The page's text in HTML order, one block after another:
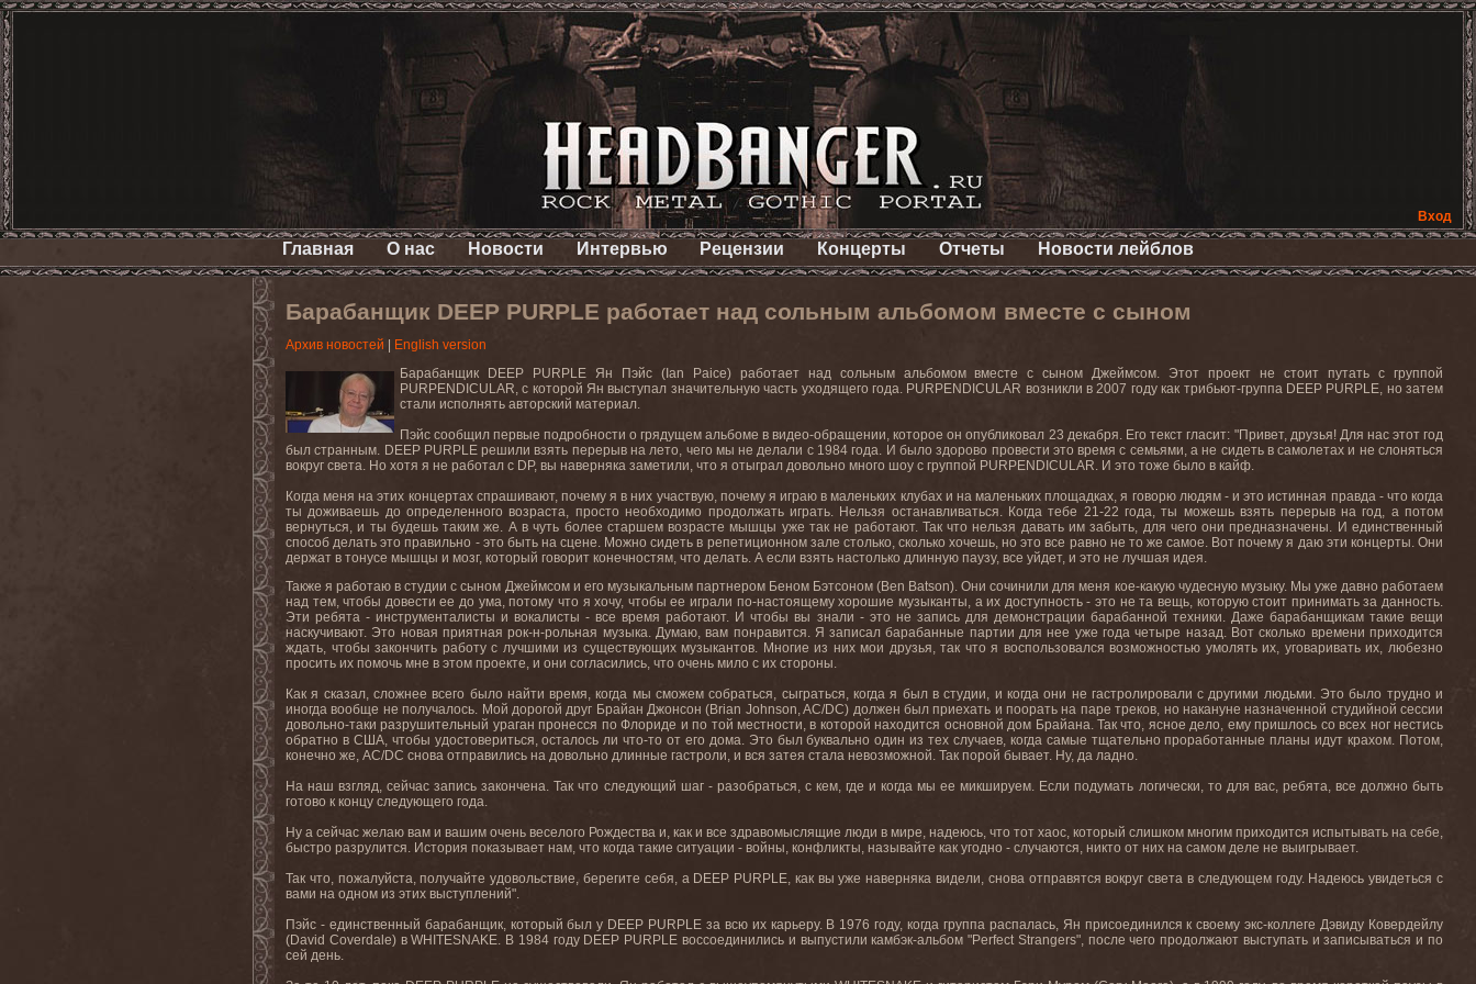
Вход
Главная О нас Новости Интервью Рецензии Концерты Отчеты Новости лейблов
Барабанщик DEEP PURPLE работает над сольным альбомом вместе с сыном
Архив новостей
English version
Барабанщик DEEP PURPLE Ян Пэйс (Ian Paice) работает над сольным альбомом вместе с сыном Джеймсом. Этот проект не стоит путать с группой
PURPENDICULAR, с которой Ян выступал значительную часть уходящего года. PURPENDICULAR возникли в 2007 году как трибьют-группа DEEP PURPLE, но затем
стали исполнять авторский материал.
Пэйс сообщил первые подробности о грядущем альбоме в видео-обращении, которое он опубликовал 23 декабря. Его текст гласит: "Привет, друзья! Для нас этот год
был странным. DEEP PURPLE решили взять перерыв на лето, чего мы не делали с 1984 года. И было здорово провести это время с семьями, а не сидеть в самолетах и не слоняться
вокруг света. Но хотя я не работал с DP, вы наверняка заметили, что я отыграл довольно много шоу с группой PURPENDICULAR. И это тоже было в кайф.
Когда меня на этих концертах спрашивают, почему я в них участвую, почему я играю в маленьких клубах и на маленьких площадках, я говорю людям - и это истинная правда - что когда
ты доживаешь до определенного возраста, просто необходимо продолжать играть. Нельзя останавливаться. Когда тебе 21-22 года, ты можешь взять перерыв на год, а потом
вернуться, и ты будешь таким же. А в чуть более старшем возрасте мышцы уже так не работают. Так что нельзя давать им забыть, для чего они предназначены. И единственный
способ делать это правильно - это быть на сцене. Можно сидеть в репетиционном зале столько, сколько хочешь, но это все равно не то же самое. Вот почему я даю эти концерты. Они
держат в тонусе мышцы и мозг, который говорит конечностям, что делать. А если взять настолько длинную паузу, все уйдет, и это не лучшая идея.
Также я работаю в студии с сыном Джеймсом и его музыкальным партнером Беном Бэтсоном (Ben Batson). Они сочинили для меня кое-какую чудесную музыку. Мы уже давно работаем
над тем, чтобы довести ее до ума, потому что я хочу, чтобы ее играли по-настоящему хорошие музыканты, а их доступность - это не та вещь, которую стоит принимать за данность.
Эти ребята - инструменталисты и вокалисты - все время работают. И чтобы вы знали - это не запись для демонстрации барабанной техники. Даже барабанщикам такие вещи
наскучивают. Это новая приятная рок-н-рольная музыка. Думаю, вам понравится. Я записал барабанные партии для нее уже года четыре назад. Вот сколько времени приходится
ждать, чтобы закончить работу с лучшими из существующих музыкантов. Многие из них мои друзья, так что я воспользовался возможностью умолять их, уговаривать их, любезно
просить их помочь мне в этом проекте, и они согласились, что очень мило с их стороны.
Как я сказал, сложнее всего было найти время, когда мы сможем собраться, сыграться, когда я был в студии, и когда они не гастролировали с другими людьми. Это было трудно и
иногда вообще не получалось. Мой дорогой друг Брайан Джонсон (Brian Johnson, AC/DC) должен был приехать и поорать на паре треков, но накануне назначенной студийной сессии
довольно-таки разрушительный ураган пронесся по Флориде и по той местности, в которой находится основной дом Брайана. Так что, ясное дело, ему пришлось со всех ног нестись
обратно в США, чтобы удостовериться, осталось ли что-то от его дома. Это был буквально один из тех случаев, когда самые тщательно проработанные планы идут крахом. Потом,
конечно же, AC/DC снова отправились на довольно длинные гастроли, и вся затея стала невозможной. Так порой бывает. Ну, да ладно.
На наш взгляд, сейчас запись закончена. Так что следующий шаг - разобраться, с кем, где и когда мы ее микшируем. Если подумать логически, то для вас, ребята, все должно быть
готово к концу следующего года.
Ну а сейчас желаю вам и вашим очень веселого Рождества и, как и все здравомыслящие люди в мире, надеюсь, что тот хаос, который слишком многим приходится испытывать на себе,
быстро разрулится. История показывает нам, что когда такие ситуации - войны, конфликты, называйте как угодно - случаются, никто от них на самом деле не выигрывает.
Так что, пожалуйста, получайте удовольствие, берегите себя, а DEEP PURPLE, как вы уже наверняка видели, снова отправятся вокруг света в следующем году. Надеюсь увидеться с
вами на одном из этих выступлений".
Пэйс - единственный барабанщик, который был у DEEP PURPLE за всю их карьеру. В 1976 году, когда группа распалась, Ян присоединился к своему экс-коллеге Дэвиду Ковердейлу
(David Coverdale) в WHITESNAKE. В 1984 году DEEP PURPLE воссоединились и выпустили камбэк-альбом "Perfect Strangers", после чего продолжают выступать и записываться и по
сей день.